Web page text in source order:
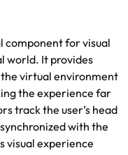
component for visual
world. It provides
virtual environment
the experience far
track the user’s head
with the
visual experience